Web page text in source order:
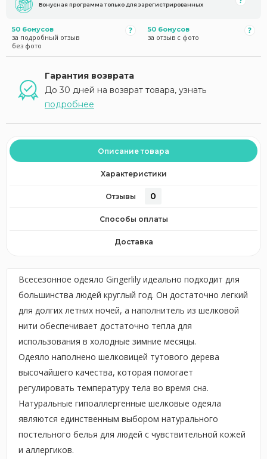
Бонусная программа только для зарегистрированных
50 бонусов
за подробный отзыв
без фото
50 бонусов
за отзыв с фото
Гарантия возврата
До 30 дней на возврат товара, узнать
подробнее
Описание товара
Характеристики
Отзывы 0
Способы оплаты
Доставка
Всесезонное одеяло Gingerlily идеально подходит для
большинства людей круглый год. Он достаточно легкий
для долгих летних ночей, а наполнитель из шелковой
нити обеспечивает достаточно тепла для
использования в холодные зимние месяцы.
Одеяло наполнено шелковицей тутового дерева
высочайшего качества, которая помогает
регулировать температуру тела во время сна.
Натуральные гипоаллергенные шелковые одеяла
являются единственным выбором натурального
постельного белья для людей с чувствительной кожей
и аллергиков.